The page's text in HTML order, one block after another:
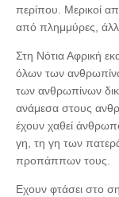
περίπου. Μερικοί
από πλημμύρες,
Στη Νότια Αφρική
όλων των
των ανθρωπίνων
ανάμεσα στους
έχουν χαθεί
γη, τη γη των
προπάππων τους.
Εχουν φτάσει στο